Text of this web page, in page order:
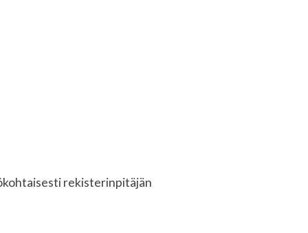
rekisterinpitäjän